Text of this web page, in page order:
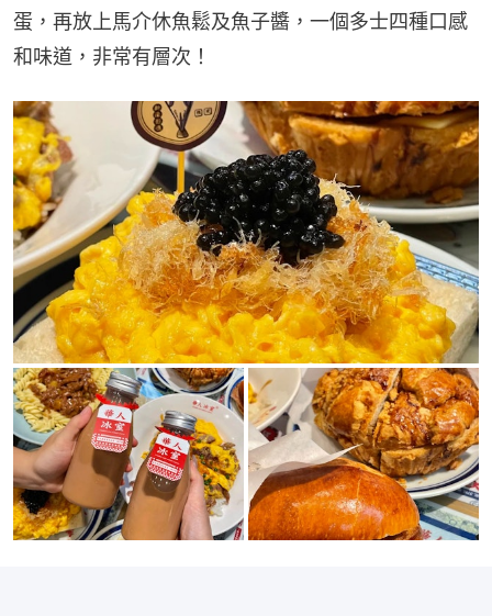
蛋，再放上馬介休魚鬆及魚子醬，一個多士四種口感
和味道，非常有層次！